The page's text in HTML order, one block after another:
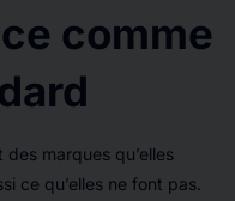
comme
marques qu’elles
ce qu’elles ne font pas.